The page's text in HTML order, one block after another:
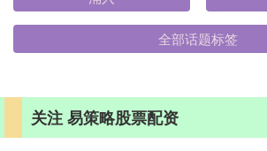
全部话题标签
关注 易策略股票配资